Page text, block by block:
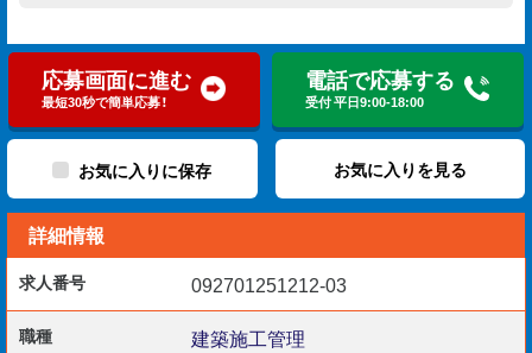
経験浅な若手もベテランも奮ってご応募下さい！
下記資格をもお持ちの方は好条件でお迎えします。
［応募資格］
+業界経験5年以上
応募画面に進む
最短30秒で簡単応募！
電話で応募する
受付 平日9:00-18:00
お気に入りに保存 お気に入りを見る
詳細情報
求人番号 092701251212-03
職種 建築施工管理